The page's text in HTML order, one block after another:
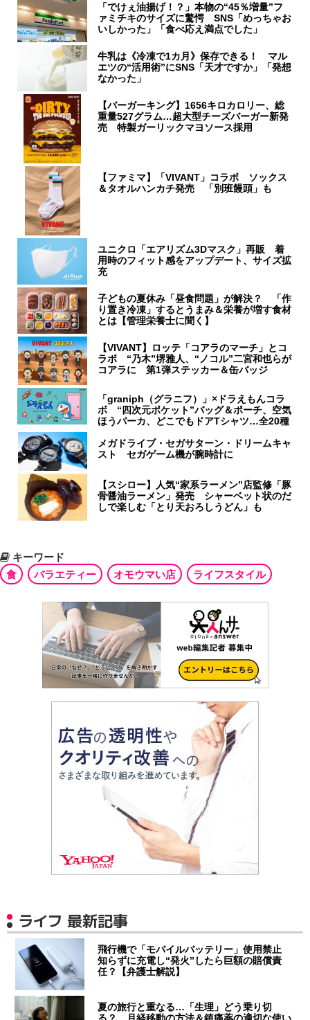
「でけぇ油揚げ！？」本物の“45％増量”フ
ァミチキのサイズに驚愕 SNS「めっちゃお
いしかった」「食べ応え満点でした」
牛乳は《冷凍で1カ月》保存できる！ マル
エツの“活用術”にSNS「天才ですか」「発想
なかった」
【バーガーキング】1656キロカロリー、総
重量527グラム…超大型チーズバーガー新発
売 特製ガーリックマヨソース採用
【ファミマ】「VIVANT」コラボ ソックス
＆タオルハンカチ発売 「別班饅頭」も
ユニクロ「エアリズム3Dマスク」再販 着
用時のフィット感をアップデート、サイズ拡
充
子どもの夏休み「昼食問題」が解決？ 「作
り置き冷凍」するとうまみ＆栄養が増す食材
とは【管理栄養士に聞く】
【VIVANT】ロッテ「コアラのマーチ」とコ
ラボ “乃木”堺雅人、“ノコル”二宮和也らが
コアラに 第1弾ステッカー＆缶バッジ
「graniph（グラニフ）」×ドラえもんコラ
ボ “四次元ポケット”バッグ＆ポーチ、空気
ほうパーカ、どこでもドアTシャツ…全20種
メガドライブ・セガサターン・ドリームキャ
スト セガゲーム機が腕時計に
【スシロー】人気“家系ラーメン”店監修「豚
骨醤油ラーメン」発売 シャーベット状のだ
しで楽しむ「とり天おろしうどん」も
キーワード
食
バラエティー オモウマい店 ライフスタイル
ライフ 最新記事
飛行機で「モバイルバッテリー」使用禁止
知らずに充電し“発火”したら巨額の賠償責
任？【弁護士解説】
夏の旅行と重なる…「生理」どう乗り切
る？ 月経移動の方法＆鎮痛薬の適切な使い